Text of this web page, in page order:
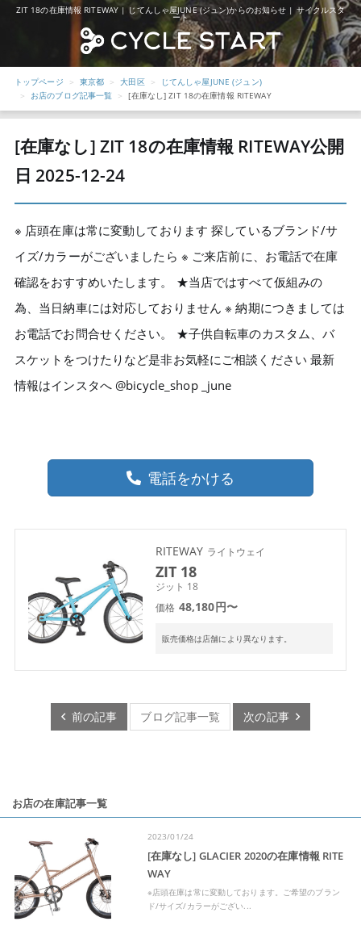
ZIT 18の在庫情報 RITEWAY | じてんしゃ屋JUNE (ジュン)からのお知らせ | サイクルスタ
ート
トップページ 東京都 大田区
じてんしゃ屋JUNE (ジュン)
お店のブログ記事一覧
[在庫なし] ZIT 18の在庫情報 RITEWAY
[在庫なし] ZIT 18の在庫情報 RITEWAY公開
日 2025-12-24
※ 店頭在庫は常に変動しております 探しているブランド/サ
イズ/カラーがございましたら ※ ご来店前に、お電話で在庫
確認をおすすめいたします。 ★当店ではすべて仮組みの
為、当日納車には対応しておりません ※ 納期につきましては
お電話でお問合せください。 ★子供自転車のカスタム、バ
スケットをつけたりなど是非お気軽にご相談ください 最新
情報はインスタへ @bicycle_shop _june
電話をかける
RITEWAY ライトウェイ
ZIT 18
ジット 18
価格 48,180円〜
販売価格は店舗により異なります。
前の記事 ブログ記事一覧 次の記事
お店の在庫記事一覧
2023/01/24
[在庫なし] GLACIER 2020の在庫情報 RITE
WAY
※店頭在庫は常に変動しております。ご希望のブラン
ド/サイズ/カラーがござい...